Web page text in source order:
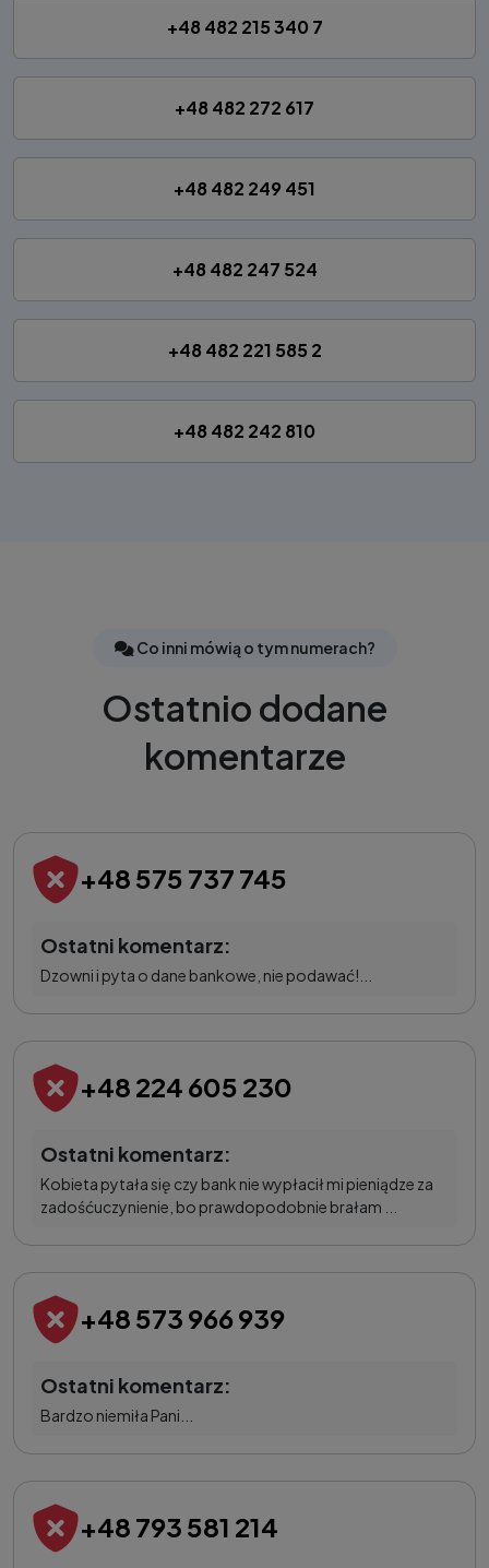
+48 482 215 340 7
+48 482 272 617
+48 482 249 451
+48 482 247 524
+48 482 221 585 2
+48 482 242 810
Co inni mówią o tym numerach?
Ostatnio dodane
komentarze
+48 575 737 745
Ostatni komentarz:
Dzowni i pyta o dane bankowe, nie podawać!...
+48 224 605 230
Ostatni komentarz:
Kobieta pytała się czy bank nie wypłacił mi pieniądze za
zadośćuczynienie, bo prawdopodobnie brałam ...
+48 573 966 939
Ostatni komentarz:
Bardzo niemiła Pani...
+48 793 581 214